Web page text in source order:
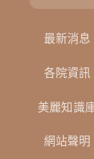
最新消息
各院資訊
美麗知識
網站聲明